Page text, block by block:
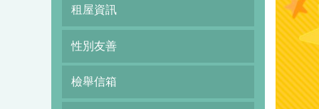
租屋資訊
性別友善
檢舉信箱